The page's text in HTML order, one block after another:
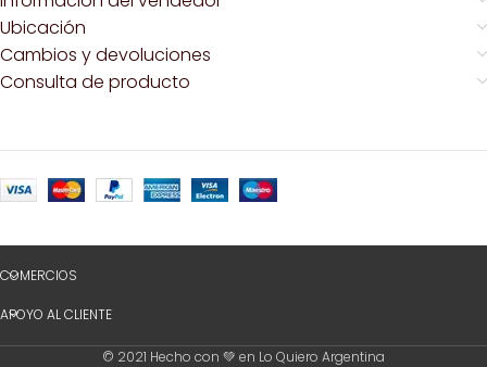
Ubicación
Cambios y devoluciones
Consulta de producto
COMERCIOS
APOYO AL CLIENTE
© 2021 Hecho con 💚 en Lo Quiero Argentina